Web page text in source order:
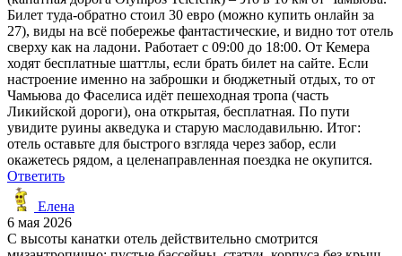
Билет туда-обратно стоил 30 евро (можно купить онлайн за
27), виды на всё побережье фантастические, и видно тот отель
сверху как на ладони. Работает с 09:00 до 18:00. От Кемера
ходят бесплатные шаттлы, если брать билет на сайте. Если
настроение именно на заброшки и бюджетный отдых, то от
Чамьюва до Фаселиса идёт пешеходная тропа (часть
Ликийской дороги), она открытая, бесплатная. По пути
увидите руины акведука и старую маслодавильню. Итог:
отель оставьте для быстрого взгляда через забор, если
окажетесь рядом, а целенаправленная поездка не окупится.
Ответить
Елена
6 мая 2026
С высоты канатки отель действительно смотрится